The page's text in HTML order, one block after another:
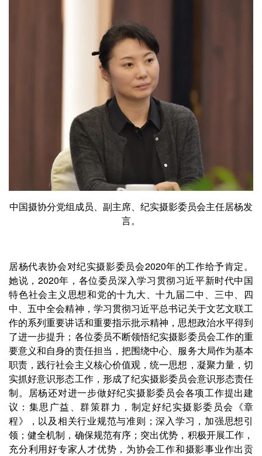
中国摄协分党组成员、副主席、纪实摄影委员会主任居杨发
言。
居杨代表协会对纪实摄影委员会2020年的工作给予肯定。
她说，2020年，各位委员深入学习贯彻习近平新时代中国
特色社会主义思想和党的十九大、十九届二中、三中、四
中、五中全会精神，学习贯彻习近平总书记关于文艺文联工
作的系列重要讲话和重要指示批示精神，思想政治水平得到
了进一步提升；各位委员不断领悟纪实摄影委员会工作的重
要意义和自身的责任担当，把围绕中心、服务大局作为基本
职责，践行社会主义核心价值观，统一思想，凝聚力量，切
实抓好意识形态工作，形成了纪实摄影委员会意识形态责任
制。居杨还对进一步做好纪实摄影委员会各项工作提出建
议：集思广益、群策群力，制定好纪实摄影委员会《章
程》，以及相关行业规范与准则；深入学习，加强思想引
领；健全机制，确保规范有序；突出优势，积极开展工作，
充分利用好专家人才优势，为协会工作和摄影事业作出贡